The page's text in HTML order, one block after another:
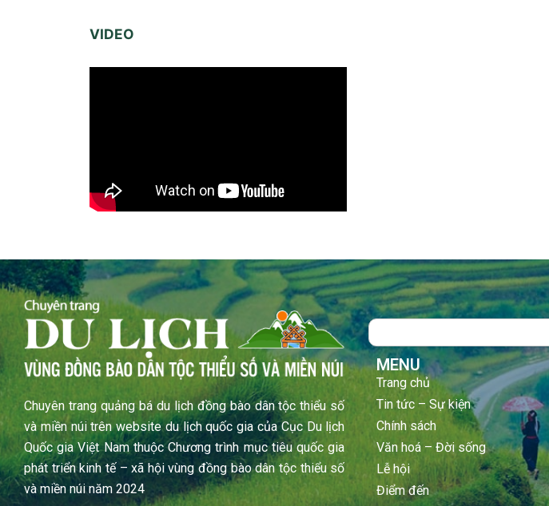
VIDEO
Chuyên trang quảng bá du lịch đồng bào dân tộc thiểu số
và miền núi trên website du lịch quốc gia của Cục Du lịch
Quốc gia Việt Nam thuộc Chương trình mục tiêu quốc gia
phát triển kinh tế – xã hội vùng đồng bào dân tộc thiểu số
và miền núi năm 2024
Search
MENU
Trang chủ
Tin tức – Sự kiện
Chính sách
Văn hoá – Đời sống
Lễ hội
Điểm đến